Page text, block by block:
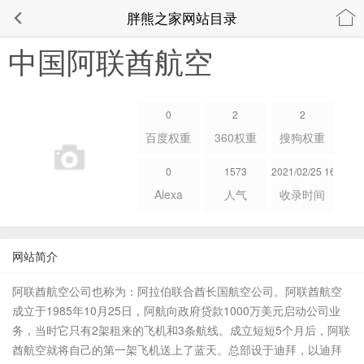
胖熊之家网站目录
中国阿联酋航空
0
百度权重
2
360权重
2
搜狗权重
0
Alexa
1573
人气
2021/02/25 16:19:45
收录时间
网站简介
阿联酋航空公司也称为：阿拉伯联合酋长国航空公司。阿联酋航空
成立于1985年10月25日，阿航向政府贷款1000万美元启动公司业
务，当时它只有2架租来的飞机和3条航线。成立短短5个月后，阿联
酋航空就将自己的第一架飞机送上了蓝天。总部设于迪拜，以迪拜